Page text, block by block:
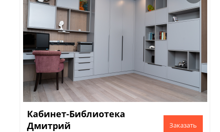
Кабинет-Библиотека
Дмитрий